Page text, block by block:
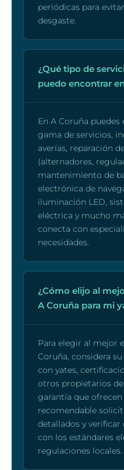
periódicas para
desgaste.
¿Qué tipo de
puedo encontrar
En A Coruña
gama de servicios,
averías, reparación
(alternadores,
mantenimiento de
electrónica de
iluminación LED,
eléctrica y mucho
conecta con
necesidades.
¿Cómo elijo al
A Coruña para mi
Para elegir al mejor
Coruña, considera
con yates,
otros propietarios
garantía que ofrecen
recomendable
detallados y
con los estándares
regulaciones locales.